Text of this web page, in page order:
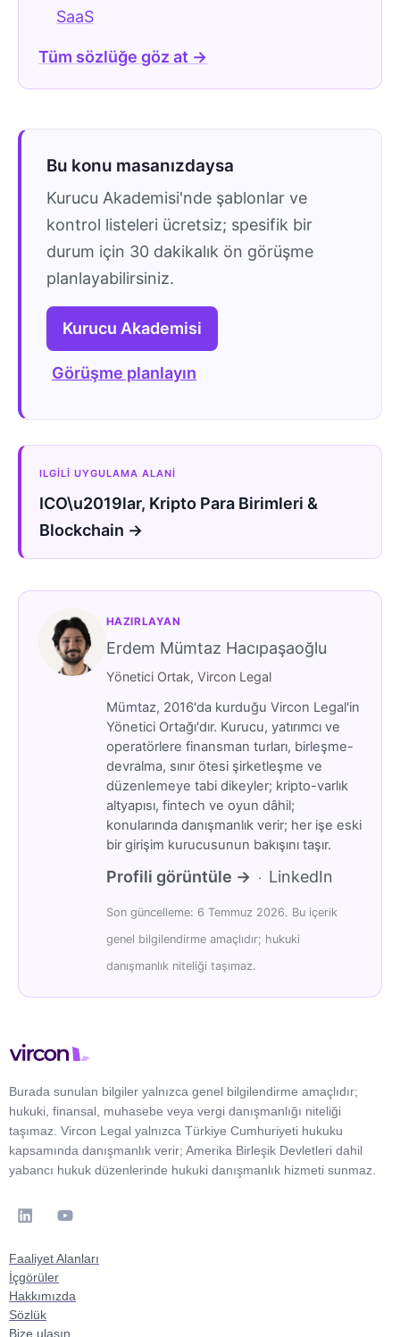
SaaS
Tüm sözlüğe göz at →
Bu konu masanızdaysa
Kurucu Akademisi'nde şablonlar ve
kontrol listeleri ücretsiz; spesifik bir
durum için 30 dakikalık ön görüşme
planlayabilirsiniz.
Kurucu Akademisi
Görüşme planlayın
ILGILI UYGULAMA ALANI
ICO\u2019lar, Kripto Para Birimleri &
Blockchain →
HAZIRLAYAN
Erdem Mümtaz Hacıpaşaoğlu
Yönetici Ortak, Vircon Legal
Mümtaz, 2016'da kurduğu Vircon Legal'in
Yönetici Ortağı'dır. Kurucu, yatırımcı ve
operatörlere finansman turları, birleşme-
devralma, sınır ötesi şirketleşme ve
düzenlemeye tabi dikeyler; kripto-varlık
altyapısı, fintech ve oyun dâhil;
konularında danışmanlık verir; her işe eski
bir girişim kurucusunun bakışını taşır.
Profili görüntüle → · LinkedIn
Son güncelleme: 6 Temmuz 2026. Bu içerik
genel bilgilendirme amaçlıdır; hukuki
danışmanlık niteliği taşımaz.
Burada sunulan bilgiler yalnızca genel bilgilendirme amaçlıdır;
hukuki, finansal, muhasebe veya vergi danışmanlığı niteliği
taşımaz. Vircon Legal yalnızca Türkiye Cumhuriyeti hukuku
kapsamında danışmanlık verir; Amerika Birleşik Devletleri dahil
yabancı hukuk düzenlerinde hukuki danışmanlık hizmeti sunmaz.
Faaliyet Alanları
İçgörüler
Hakkımızda
Sözlük
Bize ulaşın